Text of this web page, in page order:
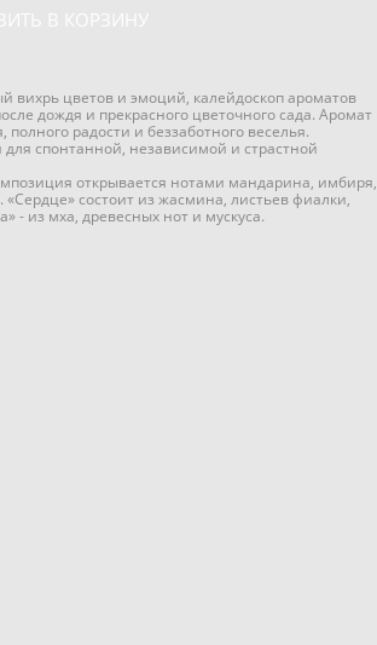
В КОРЗИНУ
вихрь цветов и эмоций, калейдоскоп ароматов
дождя и прекрасного цветочного сада. Аромат
полного радости и беззаботного веселья.
спонтанной, независимой и страстной
открывается нотами мандарина, имбиря,
состоит из жасмина, листьев фиалки,
- из мха, древесных нот и мускуса.